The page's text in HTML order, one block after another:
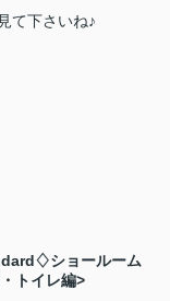
て下さいね♪
ショールーム
トイレ編>